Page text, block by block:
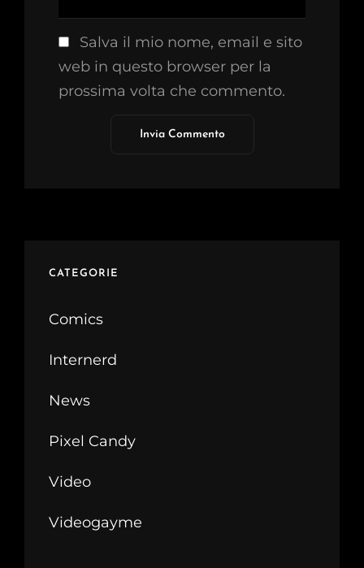
Salva il mio nome, email e sito
web in questo browser per la
prossima volta che commento.
CATEGORIE
Comics
Internerd
News
Pixel Candy
Video
Videogayme